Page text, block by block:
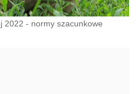
2022 - normy szacunkowe